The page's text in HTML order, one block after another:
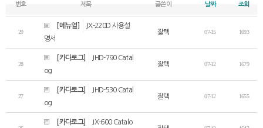
번호 제목 글쓴이 날짜 조회
29
[메뉴얼]
JX-220D 사용설
명서
잘텍 07-15 1693
28
[카다로그]
JHD-790 Catal
og
잘텍 07-12 1679
27
[카다로그]
JHD-530 Catal
og
잘텍 07-12 1655
[카다로그]
JX-600 Catalo